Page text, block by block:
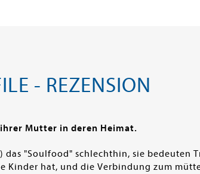
- REZENSION
Mutter in deren Heimat.
"Soulfood" schlechthin, sie bedeuten
Kinder hat, und die Verbindung zum